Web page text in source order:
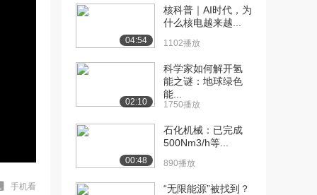
手机看
04:54
核科普｜AI时代，为
什么核电越来越...
1102播放
02:10
科学家如何解开氢
能之谜：地球绿色
能...
1750播放
00:48
石化机械：已完成
500Nm3/h等...
890播放
“无限能源”被找到？